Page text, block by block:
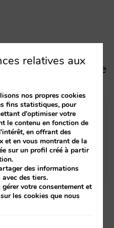
Ads
Ads”): tout ce que
Booking.com vous
les recherches par
t-il ? Comment
relatives aux
nos propres cookies
fins statistiques, pour
d'optimiser votre
le contenu en fonction de
en offrant des
et en vous montrant de la
sur un profil créé à partir
des informations
des tiers.
gérer votre consentement et
les cookies que nous